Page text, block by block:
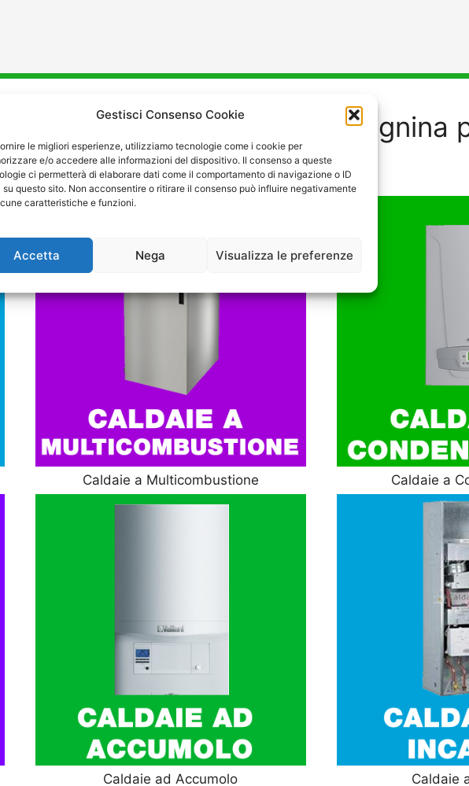
Gestisci Consenso Cookie
le migliori esperienze, utilizziamo tecnologie come i cookie per
e/o accedere alle informazioni del dispositivo. Il consenso a queste
ci permetterà di elaborare dati come il comportamento di navigazione o ID
su questo sito. Non acconsentire o ritirare il consenso può influire negativamente
caratteristiche e funzioni.
Accetta Nega Visualizza le preferenze
eManutenzione
a Anagnina
Caldaie a Multicombustione
Caldaie ad Accumolo
Caldaie a
Caldaie